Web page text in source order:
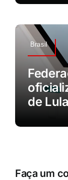
Brasil
de
Faça um